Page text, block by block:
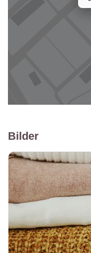
Bilder